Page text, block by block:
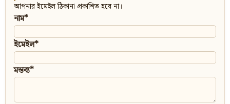
আপনার ইমেইল ঠিকানা প্রকাশিত হবে না।
নাম*
ইমেইল*
মন্তব্য*